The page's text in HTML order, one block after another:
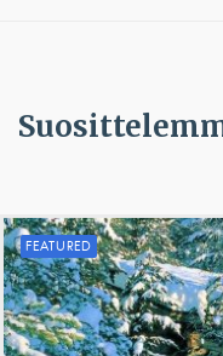
FEATURED